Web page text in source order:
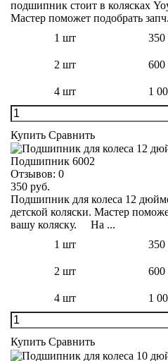
подшипник стоит в колясках
Мастер поможет подобрать
1 шт
350
2 шт 600
4 шт 1
Купить Сравнить
Подшипник 6002
Отзывов: 0
350 руб.
Подшипник для колеса 12
детской коляски. Мастер
вашу коляску. На ...
1 шт
350
2 шт 600
4 шт 1
Купить Сравнить